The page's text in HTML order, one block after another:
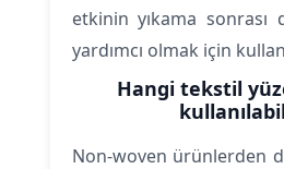
etkinin yıkama sonrası
yardımcı olmak için
Hangi tekstil
Non-woven ürünlerden